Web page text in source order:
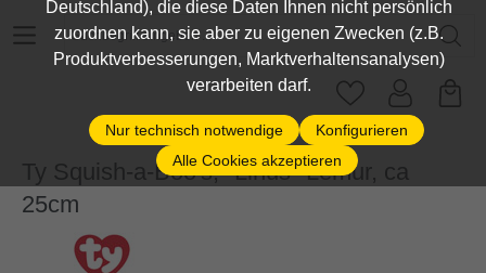
Suchbegriff eingeben ...
Ty Squish-a-Boo's, "Linus" Lemur, ca
25cm
Deutschland), die diese Daten Ihnen nicht persönlich
zuordnen kann, sie aber zu eigenen Zwecken (z.B.
Produktverbesserungen, Marktverhaltensanalysen)
verarbeiten darf.
Nur technisch notwendige
Konfigurieren
Alle Cookies akzeptieren